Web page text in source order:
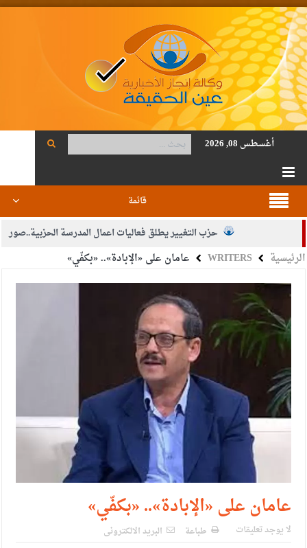
أغسطس 08, 2026
قائمة
حزب التغيير يطلق فعاليات اعمال المدرسة الحزبية..صور
الجيش يفتح باب التجنيد لحملة البكالوريوس في الحقوق والقانون
بيان اجتماع عمّان:دعم الوصاية الهاشمية التاريخية على المقدسات
الإسلامية والمسيحية
الأمن يتلف 16 مليون حبة كبتاجون و1480 كغم مواد مخدرة
النواب يقر مشروع تعديل قانون الملكية العقارية
القاضي يلتقي رؤساء تحرير الصحف اليومية ويؤكد حرص مجلس
النواب على شراكة فاعلة مع الإعلام
دعوة المكلفين بخدمة العلم (الدفعة الثالثة) إلى مراجعة منصة خدمة
العلم
الملك يلتقي مجموعة من رفاق السلاح
الملك يتلقى اتصالا هاتفيا من العاهل البحريني
الرئيسية WRITERS عامان على «الإبادة».. «بكفّي»
عامان على «الإبادة».. «بكفّي»
لا يوجد تعليقات طباعة البريد الالكترونى